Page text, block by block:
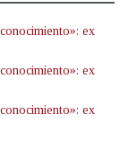
ex
ex
ex